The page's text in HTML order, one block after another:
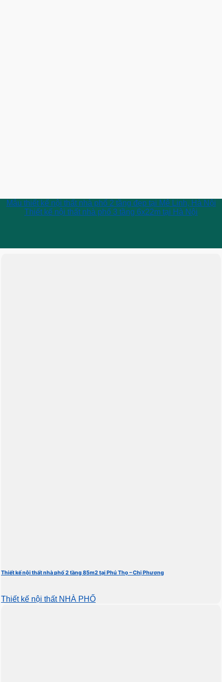
Mẫu thiết kế nội thất nhà phố 2 tầng đẹp tại Mê Linh, Hà Nội
Thiết kế nội thất nhà phố 3 tầng 6x22m tại Hà Nội
Thiết kế nội thất nhà phố 2 tầng 85m2 tại Phú Thọ – Chị Phương
Thiết kế nội thất NHÀ PHỐ